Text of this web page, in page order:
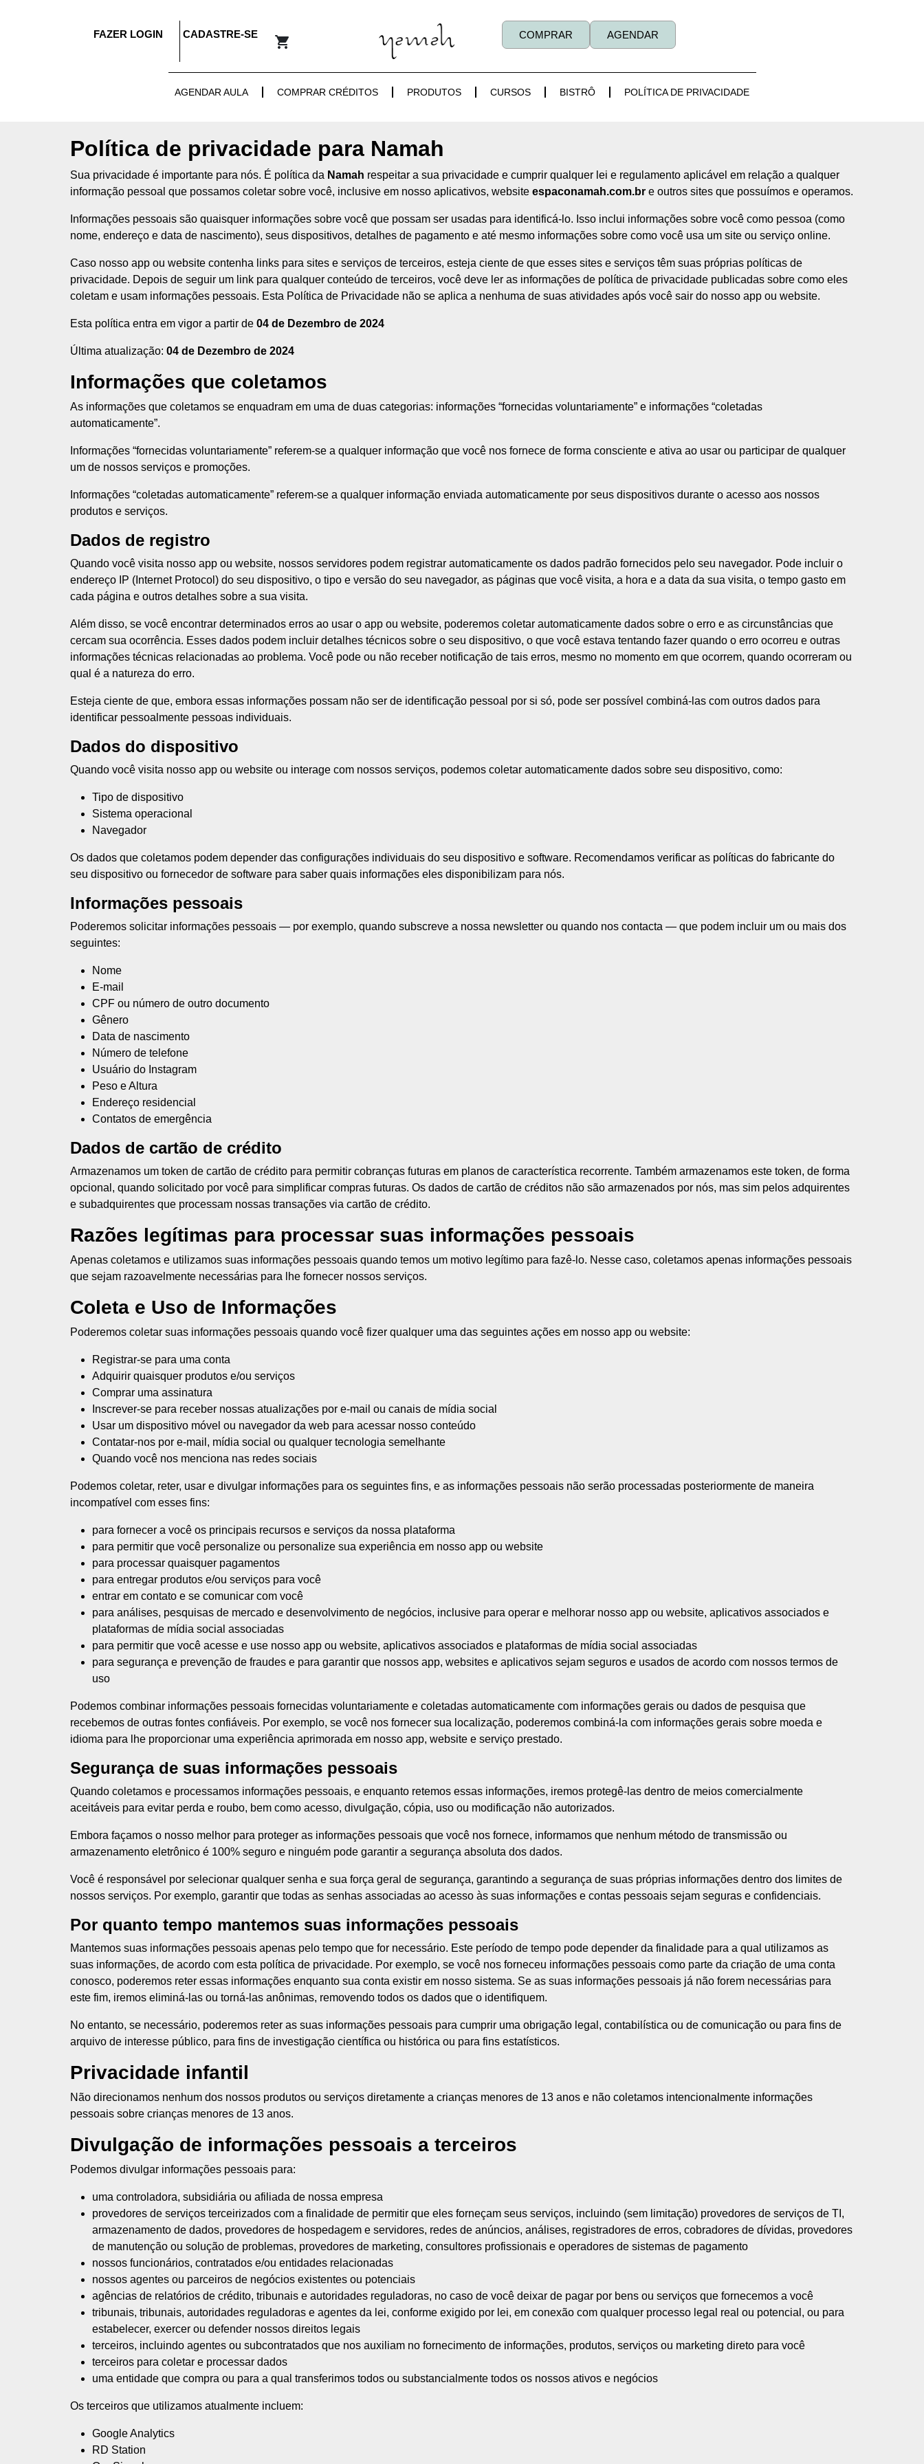
FAZER LOGIN CADASTRE-SE COMPRAR AGENDAR
AGENDAR AULA COMPRAR CRÉDITOS PRODUTOS CURSOS BISTRÔ POLÍTICA DE PRIVACIDADE
Política de privacidade para Namah
Sua privacidade é importante para nós. É política da Namah respeitar a sua privacidade e cumprir qualquer lei e regulamento aplicável em relação a qualquer
informação pessoal que possamos coletar sobre você, inclusive em nosso aplicativos, website espaconamah.com.br e outros sites que possuímos e operamos.
Informações pessoais são quaisquer informações sobre você que possam ser usadas para identificá-lo. Isso inclui informações sobre você como pessoa (como
nome, endereço e data de nascimento), seus dispositivos, detalhes de pagamento e até mesmo informações sobre como você usa um site ou serviço online.
Caso nosso app ou website contenha links para sites e serviços de terceiros, esteja ciente de que esses sites e serviços têm suas próprias políticas de
privacidade. Depois de seguir um link para qualquer conteúdo de terceiros, você deve ler as informações de política de privacidade publicadas sobre como eles
coletam e usam informações pessoais. Esta Política de Privacidade não se aplica a nenhuma de suas atividades após você sair do nosso app ou website.
Esta política entra em vigor a partir de 04 de Dezembro de 2024
Última atualização: 04 de Dezembro de 2024
Informações que coletamos
As informações que coletamos se enquadram em uma de duas categorias: informações “fornecidas voluntariamente” e informações “coletadas
automaticamente”.
Informações “fornecidas voluntariamente” referem-se a qualquer informação que você nos fornece de forma consciente e ativa ao usar ou participar de qualquer
um de nossos serviços e promoções.
Informações “coletadas automaticamente” referem-se a qualquer informação enviada automaticamente por seus dispositivos durante o acesso aos nossos
produtos e serviços.
Dados de registro
Quando você visita nosso app ou website, nossos servidores podem registrar automaticamente os dados padrão fornecidos pelo seu navegador. Pode incluir o
endereço IP (Internet Protocol) do seu dispositivo, o tipo e versão do seu navegador, as páginas que você visita, a hora e a data da sua visita, o tempo gasto em
cada página e outros detalhes sobre a sua visita.
Além disso, se você encontrar determinados erros ao usar o app ou website, poderemos coletar automaticamente dados sobre o erro e as circunstâncias que
cercam sua ocorrência. Esses dados podem incluir detalhes técnicos sobre o seu dispositivo, o que você estava tentando fazer quando o erro ocorreu e outras
informações técnicas relacionadas ao problema. Você pode ou não receber notificação de tais erros, mesmo no momento em que ocorrem, quando ocorreram ou
qual é a natureza do erro.
Esteja ciente de que, embora essas informações possam não ser de identificação pessoal por si só, pode ser possível combiná-las com outros dados para
identificar pessoalmente pessoas individuais.
Dados do dispositivo
Quando você visita nosso app ou website ou interage com nossos serviços, podemos coletar automaticamente dados sobre seu dispositivo, como:
Tipo de dispositivo
Sistema operacional
Navegador
Os dados que coletamos podem depender das configurações individuais do seu dispositivo e software. Recomendamos verificar as políticas do fabricante do
seu dispositivo ou fornecedor de software para saber quais informações eles disponibilizam para nós.
Informações pessoais
Poderemos solicitar informações pessoais — por exemplo, quando subscreve a nossa newsletter ou quando nos contacta — que podem incluir um ou mais dos
seguintes:
Nome
E-mail
CPF ou número de outro documento
Gênero
Data de nascimento
Número de telefone
Usuário do Instagram
Peso e Altura
Endereço residencial
Contatos de emergência
Dados de cartão de crédito
Armazenamos um token de cartão de crédito para permitir cobranças futuras em planos de característica recorrente. Também armazenamos este token, de forma
opcional, quando solicitado por você para simplificar compras futuras. Os dados de cartão de créditos não são armazenados por nós, mas sim pelos adquirentes
e subadquirentes que processam nossas transações via cartão de crédito.
Razões legítimas para processar suas informações pessoais
Apenas coletamos e utilizamos suas informações pessoais quando temos um motivo legítimo para fazê-lo. Nesse caso, coletamos apenas informações pessoais
que sejam razoavelmente necessárias para lhe fornecer nossos serviços.
Coleta e Uso de Informações
Poderemos coletar suas informações pessoais quando você fizer qualquer uma das seguintes ações em nosso app ou website:
Registrar-se para uma conta
Adquirir quaisquer produtos e/ou serviços
Comprar uma assinatura
Inscrever-se para receber nossas atualizações por e-mail ou canais de mídia social
Usar um dispositivo móvel ou navegador da web para acessar nosso conteúdo
Contatar-nos por e-mail, mídia social ou qualquer tecnologia semelhante
Quando você nos menciona nas redes sociais
Podemos coletar, reter, usar e divulgar informações para os seguintes fins, e as informações pessoais não serão processadas posteriormente de maneira
incompatível com esses fins:
para fornecer a você os principais recursos e serviços da nossa plataforma
para permitir que você personalize ou personalize sua experiência em nosso app ou website
para processar quaisquer pagamentos
para entregar produtos e/ou serviços para você
entrar em contato e se comunicar com você
para análises, pesquisas de mercado e desenvolvimento de negócios, inclusive para operar e melhorar nosso app ou website, aplicativos associados e
plataformas de mídia social associadas
para permitir que você acesse e use nosso app ou website, aplicativos associados e plataformas de mídia social associadas
para segurança e prevenção de fraudes e para garantir que nossos app, websites e aplicativos sejam seguros e usados de acordo com nossos termos de
uso
Podemos combinar informações pessoais fornecidas voluntariamente e coletadas automaticamente com informações gerais ou dados de pesquisa que
recebemos de outras fontes confiáveis. Por exemplo, se você nos fornecer sua localização, poderemos combiná-la com informações gerais sobre moeda e
idioma para lhe proporcionar uma experiência aprimorada em nosso app, website e serviço prestado.
Segurança de suas informações pessoais
Quando coletamos e processamos informações pessoais, e enquanto retemos essas informações, iremos protegê-las dentro de meios comercialmente
aceitáveis para evitar perda e roubo, bem como acesso, divulgação, cópia, uso ou modificação não autorizados.
Embora façamos o nosso melhor para proteger as informações pessoais que você nos fornece, informamos que nenhum método de transmissão ou
armazenamento eletrônico é 100% seguro e ninguém pode garantir a segurança absoluta dos dados.
Você é responsável por selecionar qualquer senha e sua força geral de segurança, garantindo a segurança de suas próprias informações dentro dos limites de
nossos serviços. Por exemplo, garantir que todas as senhas associadas ao acesso às suas informações e contas pessoais sejam seguras e confidenciais.
Por quanto tempo mantemos suas informações pessoais
Mantemos suas informações pessoais apenas pelo tempo que for necessário. Este período de tempo pode depender da finalidade para a qual utilizamos as
suas informações, de acordo com esta política de privacidade. Por exemplo, se você nos forneceu informações pessoais como parte da criação de uma conta
conosco, poderemos reter essas informações enquanto sua conta existir em nosso sistema. Se as suas informações pessoais já não forem necessárias para
este fim, iremos eliminá-las ou torná-las anônimas, removendo todos os dados que o identifiquem.
No entanto, se necessário, poderemos reter as suas informações pessoais para cumprir uma obrigação legal, contabilística ou de comunicação ou para fins de
arquivo de interesse público, para fins de investigação científica ou histórica ou para fins estatísticos.
Privacidade infantil
Não direcionamos nenhum dos nossos produtos ou serviços diretamente a crianças menores de 13 anos e não coletamos intencionalmente informações
pessoais sobre crianças menores de 13 anos.
Divulgação de informações pessoais a terceiros
Podemos divulgar informações pessoais para:
uma controladora, subsidiária ou afiliada de nossa empresa
provedores de serviços terceirizados com a finalidade de permitir que eles forneçam seus serviços, incluindo (sem limitação) provedores de serviços de TI,
armazenamento de dados, provedores de hospedagem e servidores, redes de anúncios, análises, registradores de erros, cobradores de dívidas, provedores
de manutenção ou solução de problemas, provedores de marketing, consultores profissionais e operadores de sistemas de pagamento
nossos funcionários, contratados e/ou entidades relacionadas
nossos agentes ou parceiros de negócios existentes ou potenciais
agências de relatórios de crédito, tribunais e autoridades reguladoras, no caso de você deixar de pagar por bens ou serviços que fornecemos a você
tribunais, tribunais, autoridades reguladoras e agentes da lei, conforme exigido por lei, em conexão com qualquer processo legal real ou potencial, ou para
estabelecer, exercer ou defender nossos direitos legais
terceiros, incluindo agentes ou subcontratados que nos auxiliam no fornecimento de informações, produtos, serviços ou marketing direto para você
terceiros para coletar e processar dados
uma entidade que compra ou para a qual transferimos todos ou substancialmente todos os nossos ativos e negócios
Os terceiros que utilizamos atualmente incluem:
Google Analytics
RD Station